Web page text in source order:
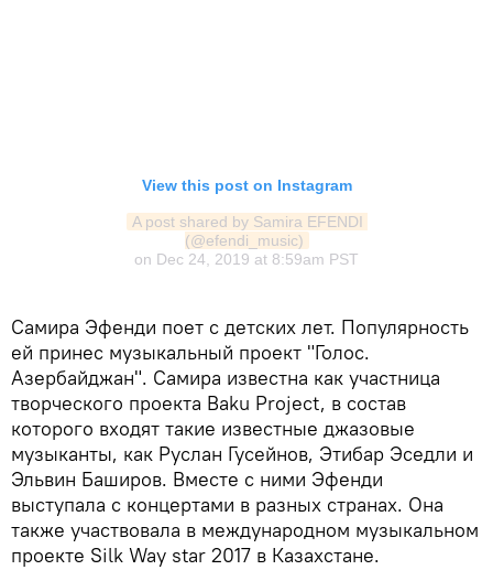
View this post on Instagram
A post shared by Samira EFENDI
(@efendi_music)
on Dec 24, 2019 at 8:59am PST
Самира Эфенди поет с детских лет. Популярность
ей принес музыкальный проект "Голос.
Азербайджан". Самира известна как участница
творческого проекта Baku Project, в состав
которого входят такие известные джазовые
музыканты, как Руслан Гусейнов, Этибар Эседли и
Эльвин Баширов. Вместе с ними Эфенди
выступала с концертами в разных странах. Она
также участвовала в международном музыкальном
проекте Silk Way star 2017 в Казахстане.